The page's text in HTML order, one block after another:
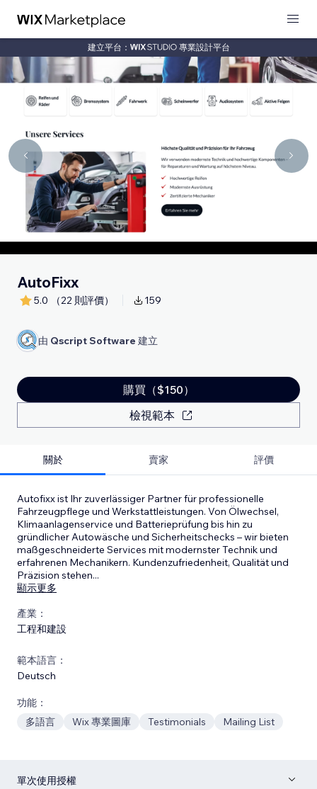
建立平台： 專業設計平台
AutoFixx
5.0 （22 則評價） 159
由 Qscript Software 建立
購買（$150）
檢視範本
關於 賣家 評價
Autofixx ist Ihr zuverlässiger Partner für professionelle
Fahrzeugpflege und Werkstattleistungen. Von Ölwechsel,
Klimaanlagenservice und Batterieprüfung bis hin zu
gründlicher Autowäsche und Sicherheitschecks – wir bieten
maßgeschneiderte Services mit modernster Technik und
erfahrenen Mechanikern. Kundenzufriedenheit, Qualität und
Präzision stehen...
顯示更多
產業：
工程和建設
範本語言：
Deutsch
功能：
多語言
Wix 專業圖庫 Testimonials Mailing List
單次使用授權